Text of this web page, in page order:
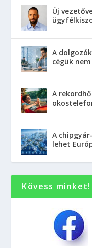
Új
A
cégük
A
A
lehet
Kövess minket!